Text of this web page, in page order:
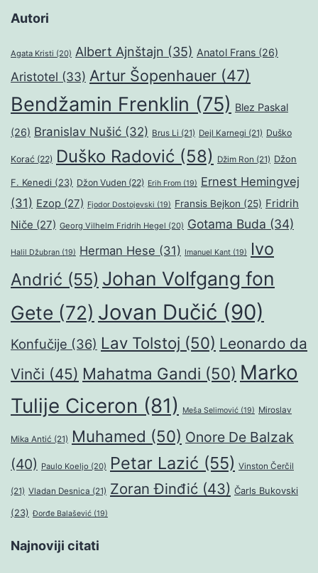
Autori
Agata Kristi (20) Albert Ajnštajn (35) Anatol Frans (26)
Aristotel (33) Artur Šopenhauer (47)
Bendžamin Frenklin (75) Blez Paskal
(26) Branislav Nušić (32) Brus Li (21) Dejl Karnegi (21) Duško
Korać (22) Duško Radović (58) Džim Ron (21) Džon
F. Kenedi (23) Džon Vuden (22) Erih From (19) Ernest Hemingvej
(31) Ezop (27) Fjodor Dostojevski (19) Fransis Bejkon (25) Fridrih
Niče (27) Georg Vilhelm Fridrih Hegel (20) Gotama Buda (34)
Halil Džubran (19) Herman Hese (31) Imanuel Kant (19)
Ivo
Andrić (55) Johan Volfgang fon
Gete (72) Jovan Dučić (90)
Konfučije (36) Lav Tolstoj (50) Leonardo da
Vinči (45) Mahatma Gandi (50) Marko
Tulije Ciceron (81) Meša Selimović (19) Miroslav
Mika Antić (21) Muhamed (50) Onore De Balzak
(40) Paulo Koeljo (20) Petar Lazić (55) Vinston Čerčil
(21) Vladan Desnica (21) Zoran Đinđić (43) Čarls Bukovski
(23) Đorđe Balašević (19)
Najnoviji citati